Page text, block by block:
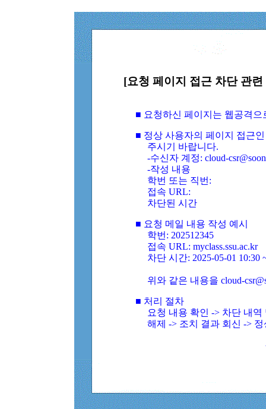
[요청 페이지 접근 차단 관
■ 요청하신 페이지는 웹공격
■ 정상 사용자의 페이지 접근
주시기 바랍니다.
-수신자 계정: cloud-
-작성 내용
학번 또는 직번:
접속 URL:
차단된 시간
■ 요청 메일 내용 작성 예시
학번: 202512345
접속 URL: myclass.ssu.ac.kr
차단 시간: 2025-05-01 10:30
위와 같은 내용을 cloud-
■ 처리 절차
요청 내용 확인 -> 차단 내
해제 -> 조치 결과 회신 ->